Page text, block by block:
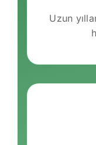
Uzun